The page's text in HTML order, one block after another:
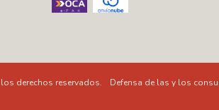
derechos reservados. Defensa de las y los